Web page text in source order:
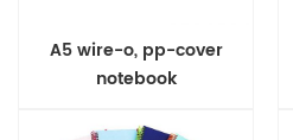
A5 wire-o, pp-cover
notebook